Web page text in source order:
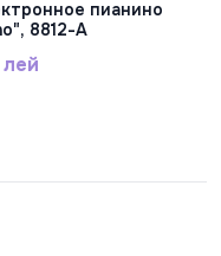
пианино
"Dino", 8812-A
лей